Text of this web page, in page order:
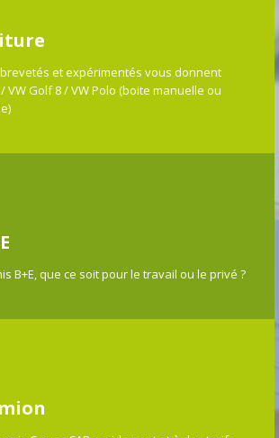
et expérimentés vous donnent
VW Golf 8 / VW Polo (boite manuelle ou
B+E, que ce soit pour le travail ou le privé ?